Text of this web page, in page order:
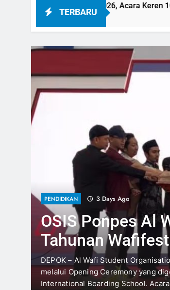
TERBARU
Wafifest 2026, Acara Keren 100% Karya
PENDIDIKAN 3 Days Ago
OSIS Ponpes Al
Tahunan
100% Karya
DEPOK – Al Wafi Student
melalui Opening Ceremony yang
International Boarding School.